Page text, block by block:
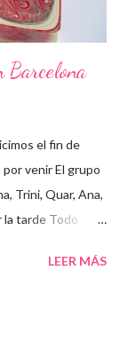
Barcelona
el fin de
venir El grupo
Trini, Quar, Ana,
la tarde Todo
que tenemos que
LEER MÁS